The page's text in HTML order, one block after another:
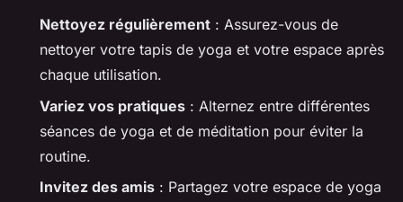
Nettoyez régulièrement : Assurez-vous de
nettoyer votre tapis de yoga et votre espace après
chaque utilisation.
Variez vos pratiques : Alternez entre différentes
séances de yoga et de méditation pour éviter la
routine.
Invitez des amis : Partagez votre espace de yoga